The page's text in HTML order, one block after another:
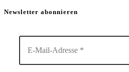
Newsletter abonnieren